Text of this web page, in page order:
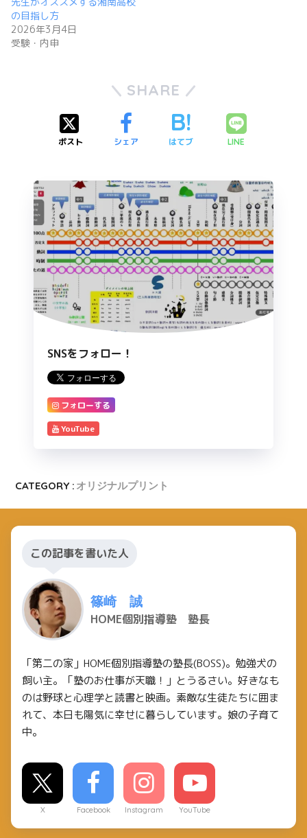
の目指し方
2026年3月4日
受験・内申
SHARE
ポスト シェア はてブ LINE
SNSをフォロー！
フォローする
YouTube
CATEGORY : オリジナルプリント
この記事を書いた人
篠崎 誠
HOME個別指導塾 塾長
「第二の家」HOME個別指導塾の塾長(BOSS)。勉強犬の
飼い主。「塾のお仕事が天職！」とうるさい。好きなも
のは野球と心理学と読書と映画。素敵な生徒たちに囲ま
れて、本日も陽気に幸せに暮らしています。娘の子育て
中。
X Facebook Instagram YouTube